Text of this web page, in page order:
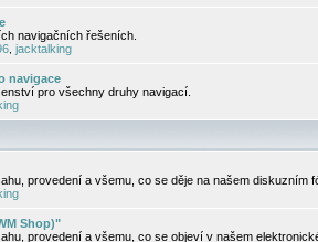
navigačních řešeních.
jacktalking
navigace
pro všechny druhy navigací.
provedení a všemu, co se děje na našem diskuzním
Shop)"
provedení a všemu, co se objeví v našem